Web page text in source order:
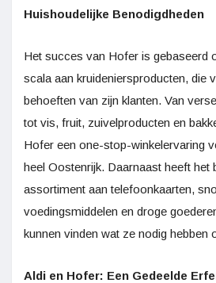
Huishoudelijke Benodigdheden
Het succes van Hofer is gebaseerd
scala aan kruideniersproducten, die
behoeften van zijn klanten. Van
tot vis, fruit, zuivelproducten en
Hofer een one-stop-winkelervaring
heel Oostenrijk. Daarnaast heeft het
assortiment aan telefoonkaarten,
voedingsmiddelen en droge
kunnen vinden wat ze nodig hebben
Aldi en Hofer: Een Gedeelde